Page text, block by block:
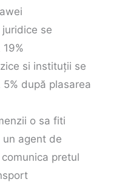
se
si instituții se
după plasarea
o sa fiti
agent de
pretul